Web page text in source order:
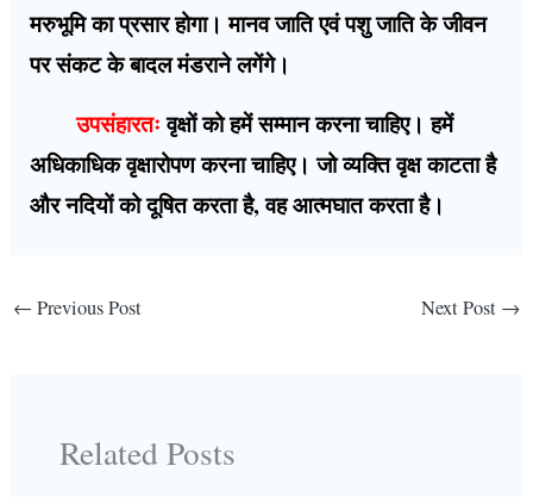
मरुभूमि का प्रसार होगा। मानव जाति एवं पशु जाति के जीवन
पर संकट के बादल मंडराने लगेंगे।
उपसंहारतःवृक्षों को हमें सम्मान करना चाहिए। हमें
अधिकाधिक वृक्षारोपण करना चाहिए। जो व्यक्ति वृक्ष काटता है
और नदियों को दूषित करता है, वह आत्मघात करता है।
← Previous Post Next Post →
Related Posts